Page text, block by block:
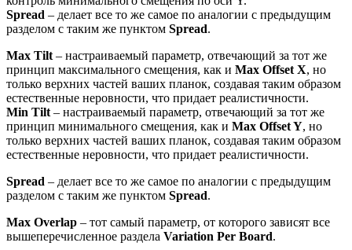
Spread – делает все то же самое по аналогии с предыдущим
разделом с таким же пунктом Spread.
Max Tilt – настраиваемый параметр, отвечающий за тот же
принцип максимального смещения, как и Max Offset X, но
только верхних частей ваших планок, создавая таким образом
естественные неровности, что придает реалистичности.
Min Tilt – настраиваемый параметр, отвечающий за тот же
принцип минимального смещения, как и Max Offset Y, но
только верхних частей ваших планок, создавая таким образом
естественные неровности, что придает реалистичности.
Spread – делает все то же самое по аналогии с предыдущим
разделом с таким же пунктом Spread.
Max Overlap – тот самый параметр, от которого зависят все
вышеперечисленное раздела Variation Per Board.